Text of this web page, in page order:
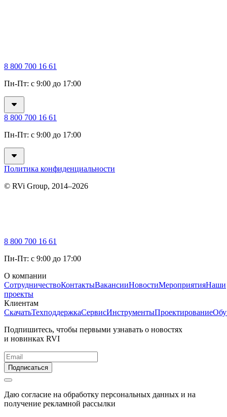
8 800 700 16 61
Пн-Пт: с 9:00 до 17:00
8 800 700 16 61
Пн-Пт: с 9:00 до 17:00
Политика конфиденциальности
© RVi Group, 2014–2026
8 800 700 16 61
Пн-Пт: с 9:00 до 17:00
О компании
СотрудничествоКонтактыВакансииНовостиМероприятияНаши
проекты
Клиентам
СкачатьТехподдержкаСервисИнструментыПроектирование
Подпишитесь, чтобы первыми узнавать о новостях
и новинках RVI
Подписаться
Даю согласие на обработку персональных данных и на
получение рекламной рассылки